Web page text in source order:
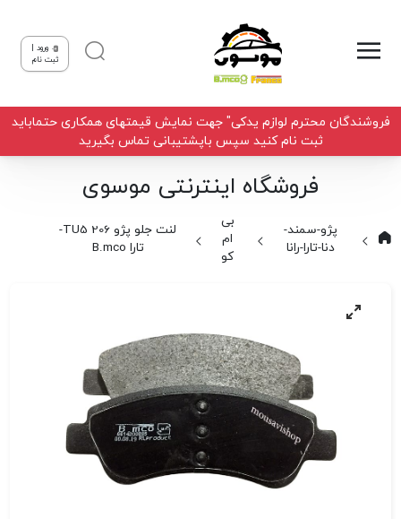
ورود |
ثبت نام
فروشندگان محترم لوازم یدکی" جهت نمایش قیمتهای همکاری حتماباید
ثبت نام کنید سپس باپشتیبانی تماس بگیرید
فروشگاه اینترنتی موسوی
پژو-سمند-
دنا-تارا-رانا
بی
ام
کو
لنت جلو پژو 206 TU5-
تارا B.mco